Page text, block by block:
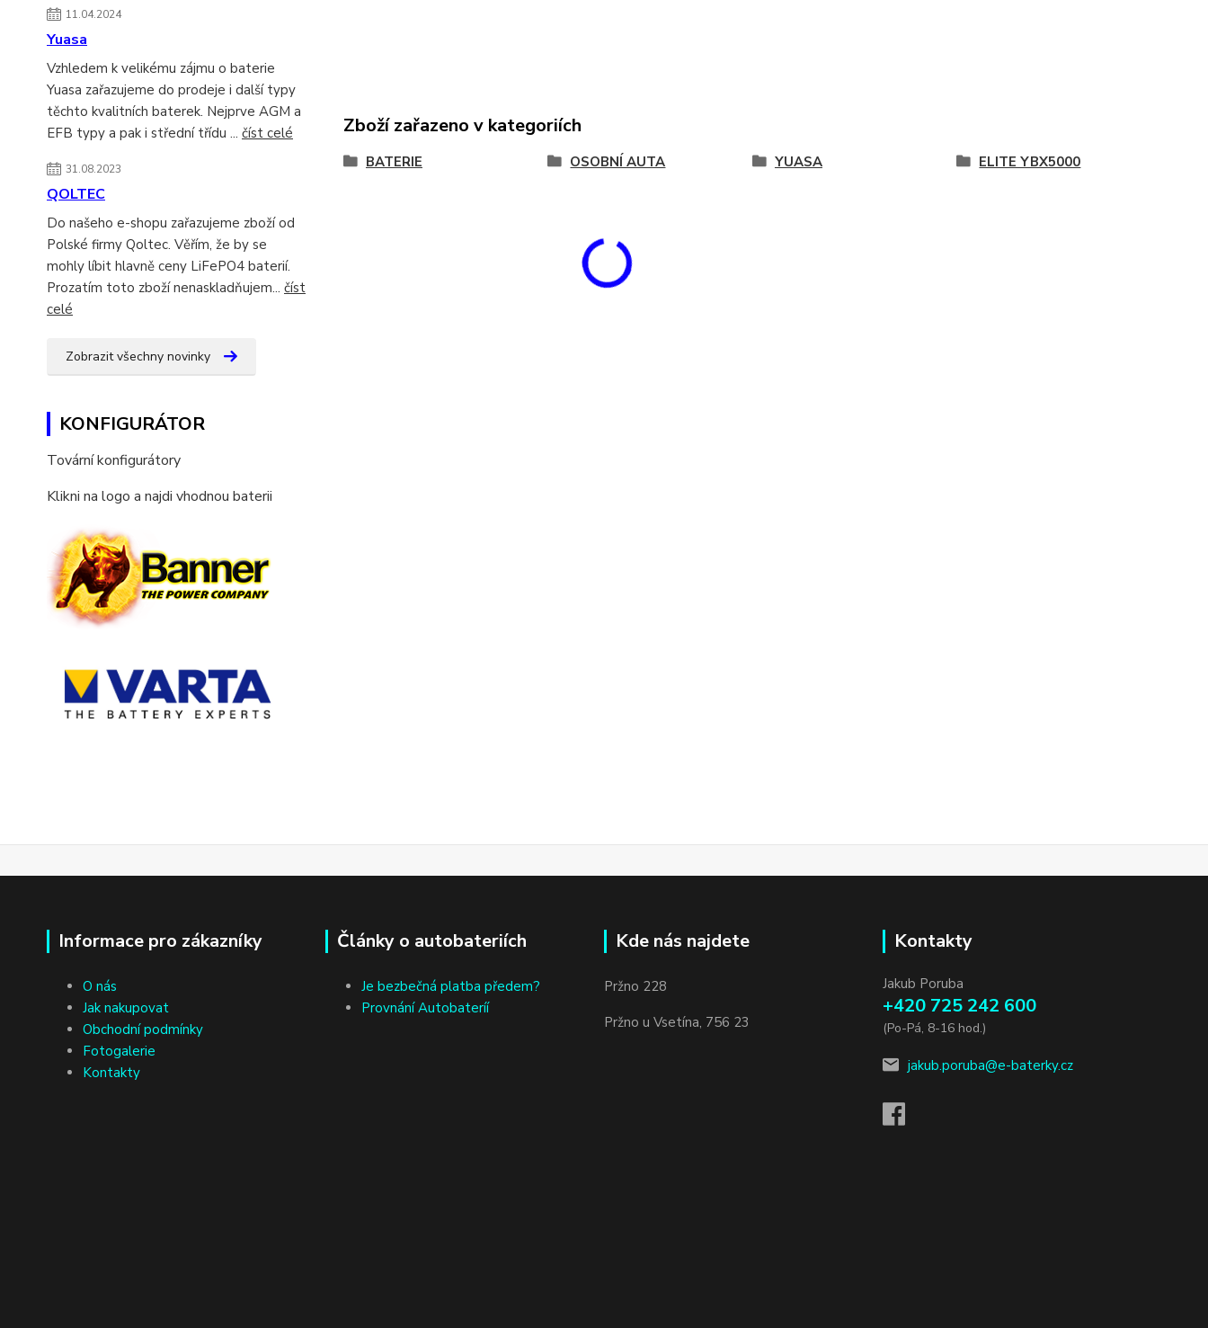
11.04.2024
Yuasa
Vzhledem k velikému zájmu o baterie
Yuasa zařazujeme do prodeje i další typy
těchto kvalitních baterek. Nejprve AGM a
EFB typy a pak i střední třídu ... číst celé
31.08.2023
QOLTEC
Do našeho e-shopu zařazujeme zboží od
Polské firmy Qoltec. Věřím, že by se
mohly líbit hlavně ceny LiFePO4 baterií.
Prozatím toto zboží nenaskladňujem... číst
celé
Zobrazit všechny novinky
KONFIGURÁTOR
Tovární konfigurátory
Klikni na logo a najdi vhodnou baterii
Zboží zařazeno v kategoriích
BATERIE OSOBNÍ AUTA YUASA ELITE YBX5000
Informace pro zákazníky
O nás
Jak nakupovat
Obchodní podmínky
Fotogalerie
Kontakty
Články o autobateriích
Je bezbečná platba předem?
Provnání Autobateríí
Kde nás najdete
Pržno 228
Pržno u Vsetína, 756 23
Kontakty
Jakub Poruba
+420 725 242 600
(Po-Pá, 8-16 hod.)
jakub.poruba@e-baterky.cz